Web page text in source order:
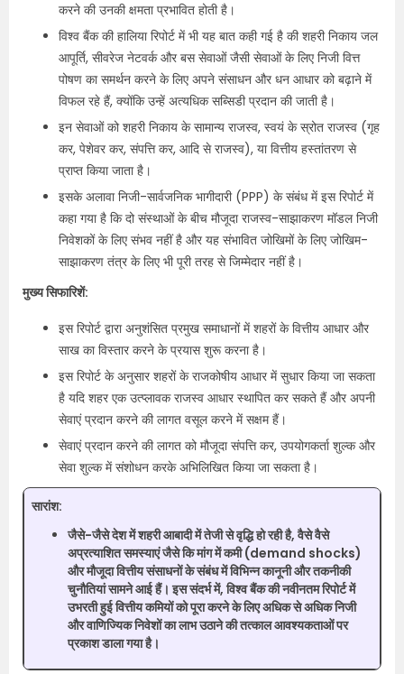
करने की उनकी क्षमता प्रभावित होती है।
विश्व बैंक की हालिया रिपोर्ट में भी यह बात कही गई है की शहरी निकाय जल
आपूर्ति, सीवरेज नेटवर्क और बस सेवाओं जैसी सेवाओं के लिए निजी वित्त
पोषण का समर्थन करने के लिए अपने संसाधन और धन आधार को बढ़ाने में
विफल रहे हैं, क्योंकि उन्हें अत्यधिक सब्सिडी प्रदान की जाती है।
इन सेवाओं को शहरी निकाय के सामान्य राजस्व, स्वयं के स्रोत राजस्व (गृह
कर, पेशेवर कर, संपत्ति कर, आदि से राजस्व), या वित्तीय हस्तांतरण से
प्राप्त किया जाता है।
इसके अलावा निजी-सार्वजनिक भागीदारी (PPP) के संबंध में इस रिपोर्ट में
कहा गया है कि दो संस्थाओं के बीच मौजूदा राजस्व-साझाकरण मॉडल निजी
निवेशकों के लिए संभव नहीं है और यह संभावित जोखिमों के लिए जोखिम-
साझाकरण तंत्र के लिए भी पूरी तरह से जिम्मेदार नहीं है।
मुख्य सिफारिशें:
इस रिपोर्ट द्वारा अनुशंसित प्रमुख समाधानों में शहरों के वित्तीय आधार और
साख का विस्तार करने के प्रयास शुरू करना है।
इस रिपोर्ट के अनुसार शहरों के राजकोषीय आधार में सुधार किया जा सकता
है यदि शहर एक उत्प्लावक राजस्व आधार स्थापित कर सकते हैं और अपनी
सेवाएं प्रदान करने की लागत वसूल करने में सक्षम हैं।
सेवाएं प्रदान करने की लागत को मौजूदा संपत्ति कर, उपयोगकर्ता शुल्क और
सेवा शुल्क में संशोधन करके अभिलिखित किया जा सकता है।
सारांश:
जैसे-जैसे देश में शहरी आबादी में तेजी से वृद्धि हो रही है, वैसे वैसे
अप्रत्याशित समस्याएं जैसे कि मांग में कमी (demand shocks)
और मौजूदा वित्तीय संसाधनों के संबंध में विभिन्न कानूनी और तकनीकी
चुनौतियां सामने आई हैं। इस संदर्भ में, विश्व बैंक की नवीनतम रिपोर्ट में
उभरती हुई वित्तीय कमियों को पूरा करने के लिए अधिक से अधिक निजी
और वाणिज्यिक निवेशों का लाभ उठाने की तत्काल आवश्यकताओं पर
प्रकाश डाला गया है।